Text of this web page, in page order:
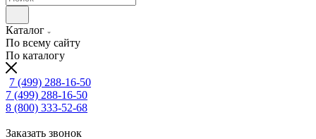
Каталог
По всему сайту
По каталогу
7 (499) 288-16-50
7 (499) 288-16-50
8 (800) 333-52-68
Заказать звонок